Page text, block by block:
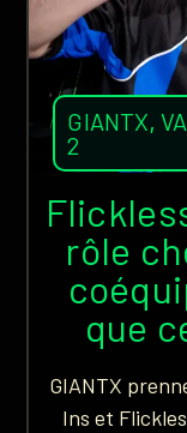
GIANTX,
2
rôle
que
GIANTX
Ins et